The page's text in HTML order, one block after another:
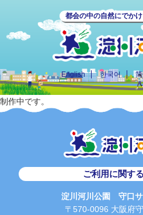
都会の中の自然にでか
English 한국어
制作中です。
ご利用に関す
淀川河川公園 守口
〒570-0096 大阪府